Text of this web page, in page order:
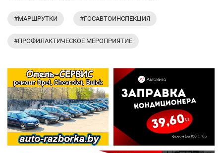
#МАРШРУТКИ #ГОСАВТОИНСПЕКЦИЯ
#ПРОФИЛАКТИЧЕСКОЕ МЕРОПРИЯТИЕ